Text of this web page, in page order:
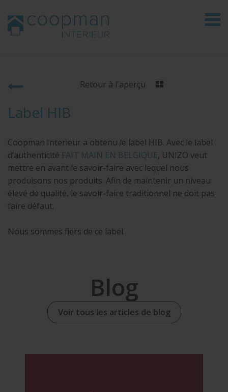
Retour à l'aperçu
Label HIB
Coopman Interieur a obtenu le label HIB. Avec le label
d’authenticité FAIT MAIN EN BELGIQUE, UNIZO veut
mettre en avant le savoir-faire avec lequel nous
produisons nos produits. Afin de maintenir un niveau
élevé de qualité, le savoir-faire traditionnel ne doit pas
faire défaut.
Nous sommes fiers de ce label.
Blog
Voir tous les articles de blog